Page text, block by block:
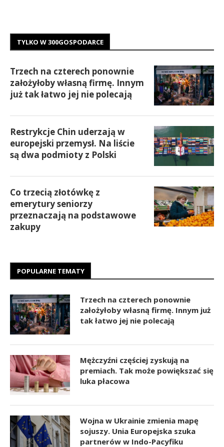
TYLKO W 300GOSPODARCE
Trzech na czterech ponownie
założyłoby własną firmę. Innym
już tak łatwo jej nie polecają
Restrykcje Chin uderzają w
europejski przemysł. Na liście
są dwa podmioty z Polski
Co trzecią złotówkę z
emerytury seniorzy
przeznaczają na podstawowe
zakupy
POPULARNE TEMATY
Trzech na czterech ponownie
założyłoby własną firmę. Innym już
tak łatwo jej nie polecają
Mężczyźni częściej zyskują na
premiach. Tak może powiększać się
luka płacowa
Wojna w Ukrainie zmienia mapę
sojuszy. Unia Europejska szuka
partnerów w Indo-Pacyfiku